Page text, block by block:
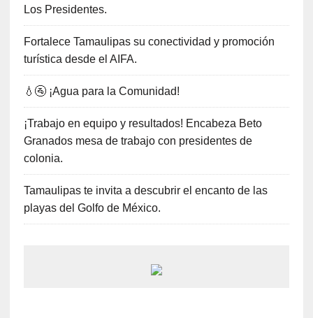
Los Presidentes.
Fortalece Tamaulipas su conectividad y promoción
turística desde el AIFA.
💧🚰 ¡Agua para la Comunidad!
¡Trabajo en equipo y resultados! Encabeza Beto
Granados mesa de trabajo con presidentes de
colonia.
Tamaulipas te invita a descubrir el encanto de las
playas del Golfo de México.